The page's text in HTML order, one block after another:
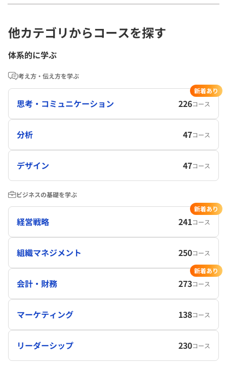
他カテゴリからコースを探す
体系的に学ぶ
考え方・伝え方を学ぶ
思考・コミュニケーション 226コース
新着あり
分析 47コース
デザイン 47コース
ビジネスの基礎を学ぶ
経営戦略 241コース
新着あり
組織マネジメント 250コース
会計・財務 273コース
新着あり
マーケティング 138コース
リーダーシップ 230コース